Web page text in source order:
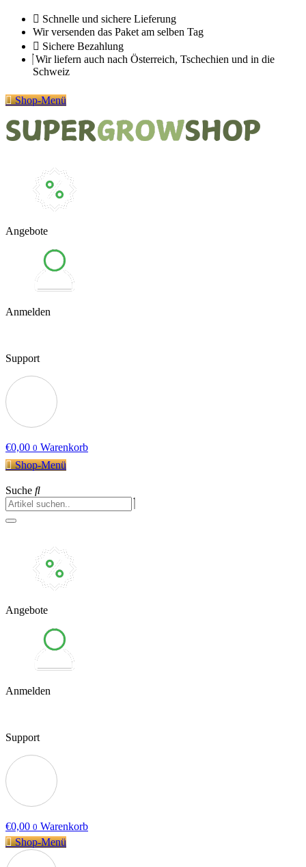
Zum
Inhalt
springen
Schnelle und sichere Lieferung
Wir versenden das Paket am selben Tag
Sichere Bezahlung
Wir liefern auch nach Österreich, Tschechien und in die
Schweiz
Shop-Menü
Angebote
Anmelden
Support
€0,00 0 Warenkorb
Shop-Menü
Suche
Angebote
Anmelden
Support
€0,00 0 Warenkorb
Shop-Menü